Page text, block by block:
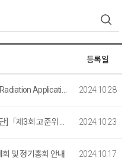
등록일
KARA 2024(Korean Association for Radiation Application 2024 Annual Meeting) 2024.10.28
[사용후핵연료관리핵심기술개발사업단]「제3회 고준위 방사성폐기물 안전관리기술 포럼」행사 안내(11. 7.) 2024.10.23
및 정기총회 안내 2024.10.17